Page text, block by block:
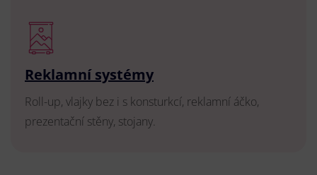
Reklamní systémy
Roll-up, vlajky bez i s konsturkcí, reklamní áčko,
prezentační stěny, stojany.